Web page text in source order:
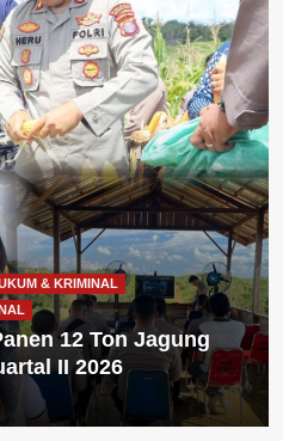
& KRIMINAL
12 Ton Jagung
II 2026